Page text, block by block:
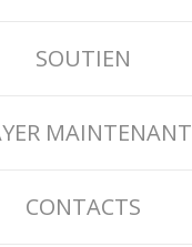
SOUTIEN
MAINTENANT
CONTACTS